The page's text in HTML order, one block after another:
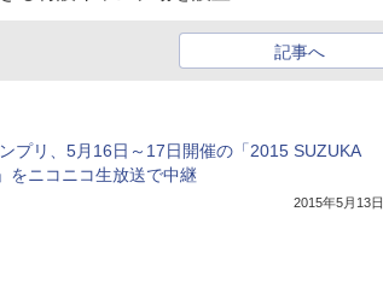
記事へ
プリ、5月16日～17日開催の「2015 SUZUKA
をニコニコ生放送で中継
2015年5月13日